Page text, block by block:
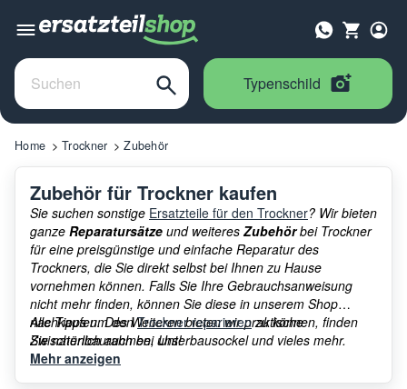
Typenschild
Home Trockner Zubehör
Zubehör für Trockner kaufen
Sie suchen sonstige Ersatzteile für den Trockner? Wir bieten
ganze Reparatursätze und weiteres Zubehörbei Trockner
für eine preisgünstige und einfache Reparatur des
Trockners, die Sie direkt selbst bei Ihnen zu Hause
vornehmen können. Falls Sie Ihre Gebrauchsanweisung
nicht mehr finden, können Sie diese in unserem Shop
nachkaufen. Des Weiteren bieten wir praktische
Zwischenbaurahmen, Unterbausockel und vieles mehr.
Schauen Sie sich beim Zubehör für Trockner gerne bei uns
Alle Tipps um denTrockner reparierenzu können, finden
Sie natürlich auch bei uns!
Mehr anzeigen